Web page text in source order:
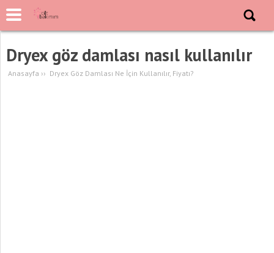
Dryex göz damlası nasıl kullanılır
Anasayfa ›› Dryex Göz Damlası Ne İçin Kullanılır, Fiyatı?